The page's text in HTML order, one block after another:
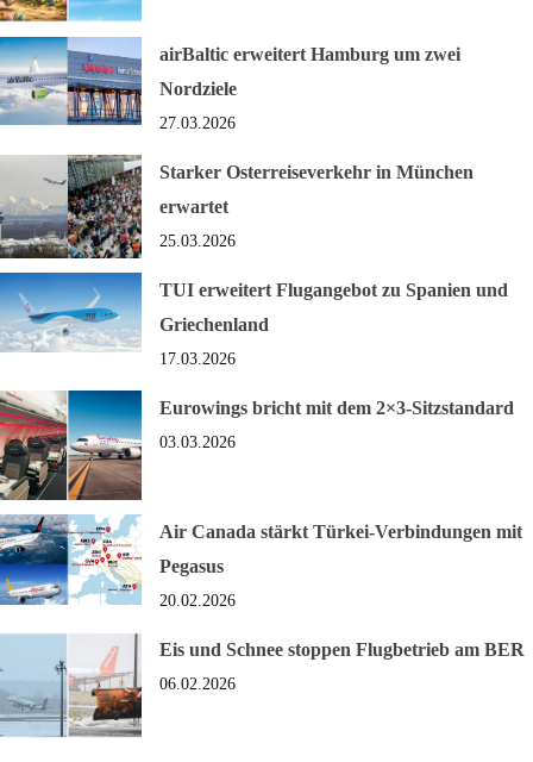
airBaltic erweitert Hamburg um zwei
Nordziele
27.03.2026
Starker Osterreiseverkehr in München
erwartet
25.03.2026
TUI erweitert Flugangebot zu Spanien und
Griechenland
17.03.2026
Eurowings bricht mit dem 2×3-Sitzstandard
03.03.2026
Air Canada stärkt Türkei-Verbindungen mit
Pegasus
20.02.2026
Eis und Schnee stoppen Flugbetrieb am BER
06.02.2026